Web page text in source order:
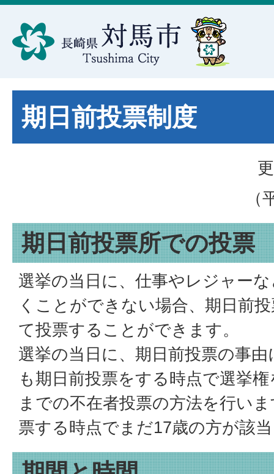
期日前投票制度
期日前投票所での投票
選挙の当日に、仕事やレジャー
くことができない場合、期日前
て投票することができます。
選挙の当日に、期日前投票の事
も期日前投票をする時点で選挙
までの不在者投票の方法を行い
票する時点でまだ17歳の方が該